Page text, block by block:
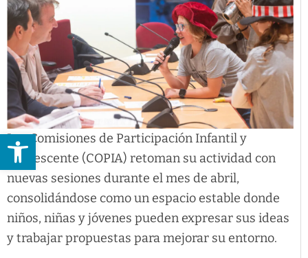
Abrir barra de herramientas
Las Comisiones de Participación Infantil y
Adolescente (COPIA) retoman su actividad con
nuevas sesiones durante el mes de abril,
consolidándose como un espacio estable donde
niños, niñas y jóvenes pueden expresar sus ideas
y trabajar propuestas para mejorar su entorno.